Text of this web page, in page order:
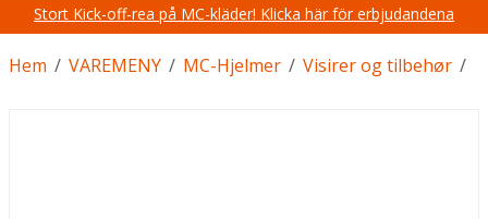
Stort Kick-off-rea på MC-kläder! Klicka här för erbjudandena
/
Hem /
VAREMENY /
MC-Hjelmer /
Visirer og tilbehør